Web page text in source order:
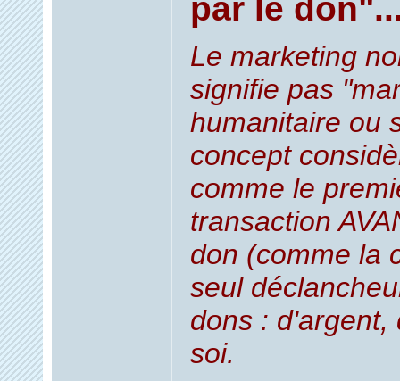
par le
Le marketing
signifie pas
humanitaire ou
concept
comme le
transaction
don (comme la
seul
dons : d'argent,
soi.